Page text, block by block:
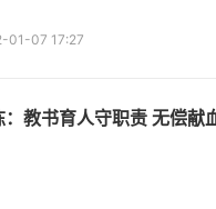
01-07 17:27
：教书育人守职责 无偿献